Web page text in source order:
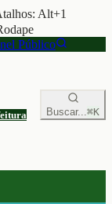
Alt+1
Público
Buscar...⌘K